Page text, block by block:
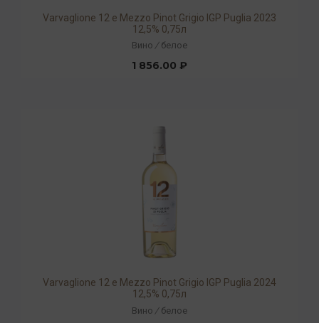
Varvaglione 12 e Mezzo Pinot Grigio IGP Puglia 2023
12,5% 0,75л
Вино / белое
1 856.00 ₽
Varvaglione 12 e Mezzo Pinot Grigio IGP Puglia 2024
12,5% 0,75л
Вино / белое